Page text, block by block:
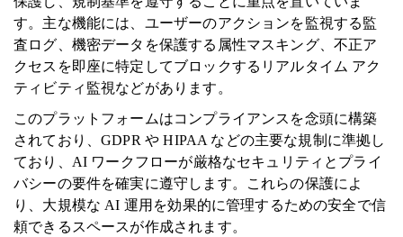
す。主な機能には、ユーザーのアクションを監視する監
査ログ、機密データを保護する属性マスキング、不正ア
クセスを即座に特定してブロックするリアルタイム アク
ティビティ監視などがあります。
このプラットフォームはコンプライアンスを念頭に構築
されており、GDPR や HIPAA などの主要な規制に準拠し
ており、AI ワークフローが厳格なセキュリティとプライ
バシーの要件を確実に遵守します。これらの保護によ
り、大規模な AI 運用を効果的に管理するための安全で信
頼できるスペースが作成されます。